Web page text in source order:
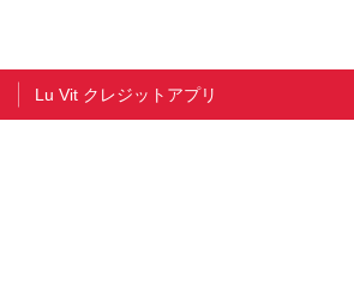
Lu Vit クレジットアプリ